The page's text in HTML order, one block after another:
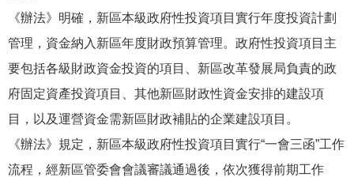
《辦法》明確，新區本級政府性投資項目實行年度投資計劃
管理，資金納入新區年度財政預算管理。政府性投資項目主
要包括各級財政資金投資的項目、新區改革發展局負責的政
府固定資產投資項目、其他新區財政性資金安排的建設項
目，以及運營資金需新區財政補貼的企業建設項目。
《辦法》規定，新區本級政府性投資項目實行“一會三函”工作
流程，經新區管委會會議審議通過後，依次獲得前期工作